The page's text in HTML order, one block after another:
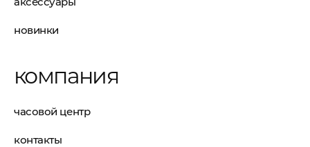
новинки
компания
часовой центр
контакты